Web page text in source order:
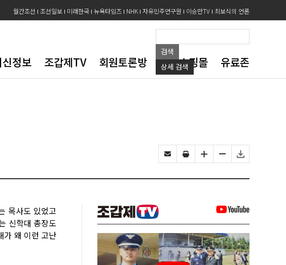
월간조선 조선일보 미래한국 뉴욕타임즈 NHK 자유민주연구원 이승만TV 최보식의 언론
검색
상세 검색
신정보 조갑제TV 회원토론방 도서쇼핑몰 유료존
목사도 있었고
신학대 총장도
가 왜 이런 고난